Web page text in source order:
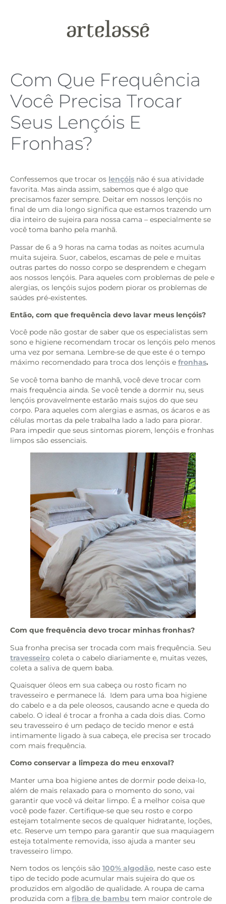
Com Que Frequência
Você Precisa Trocar
Seus Lençóis E
Fronhas?
Confessemos que trocar os lençóis não é sua atividade
favorita. Mas ainda assim, sabemos que é algo que
precisamos fazer sempre. Deitar em nossos lençóis no
final de um dia longo significa que estamos trazendo um
dia inteiro de sujeira para nossa cama – especialmente se
você toma banho pela manhã.
Passar de 6 a 9 horas na cama todas as noites acumula
muita sujeira. Suor, cabelos, escamas de pele e muitas
outras partes do nosso corpo se desprendem e chegam
aos nossos lençóis. Para aqueles com problemas de pele e
alergias, os lençóis sujos podem piorar os problemas de
saúdes pré-existentes.
Então, com que frequência devo lavar meus lençóis?
Você pode não gostar de saber que os especialistas sem
sono e higiene recomendam trocar os lençóis pelo menos
uma vez por semana. Lembre-se de que este é o tempo
máximo recomendado para troca dos lençóis e fronhas.
Se você toma banho de manhã, você deve trocar com
mais frequência ainda. Se você tende a dormir nu, seus
lençóis provavelmente estarão mais sujos do que seu
corpo. Para aqueles com alergias e asmas, os ácaros e as
células mortas da pele trabalha lado a lado para piorar.
Para impedir que seus sintomas piorem, lençóis e fronhas
limpos são essenciais.
Com que frequência devo trocar minhas fronhas?
Sua fronha precisa ser trocada com mais frequência. Seu
travesseiro coleta o cabelo diariamente e, muitas vezes,
coleta a saliva de quem baba.
Quaisquer óleos em sua cabeça ou rosto ficam no
travesseiro e permanece lá. Idem para uma boa higiene
do cabelo e a da pele oleosos, causando acne e queda do
cabelo. O ideal é trocar a fronha a cada dois dias. Como
seu travesseiro é um pedaço de tecido menor e está
intimamente ligado à sua cabeça, ele precisa ser trocado
com mais frequência.
Como conservar a limpeza do meu enxoval?
Manter uma boa higiene antes de dormir pode deixa-lo,
além de mais relaxado para o momento do sono, vai
garantir que você vá deitar limpo. É a melhor coisa que
você pode fazer. Certifique-se que seu rosto e corpo
estejam totalmente secos de qualquer hidratante, loções,
etc. Reserve um tempo para garantir que sua maquiagem
esteja totalmente removida, isso ajuda a manter seu
travesseiro limpo.
Nem todos os lençóis são 100% algodão, neste caso este
tipo de tecido pode acumular mais sujeira do que os
produzidos em algodão de qualidade. A roupa de cama
produzida com a fibra de bambu tem maior controle de